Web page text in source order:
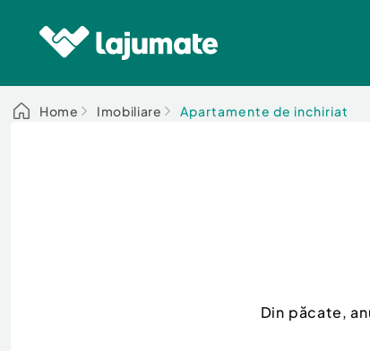
Home Imobiliare Apartamente de inchiriat
Din păcate,